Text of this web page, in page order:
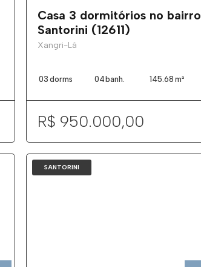
Casa 3 dormitórios no bairro
Santorini (12611)
Xangri-Lá
03 dorms 04 banh. 145.68 m²
R$ 950.000,00
SANTORINI